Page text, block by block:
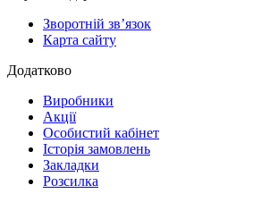
Зворотній зв’язок
Карта сайту
Додатково
Виробники
Акції
Особистий кабінет
Історія замовлень
Закладки
Розсилка